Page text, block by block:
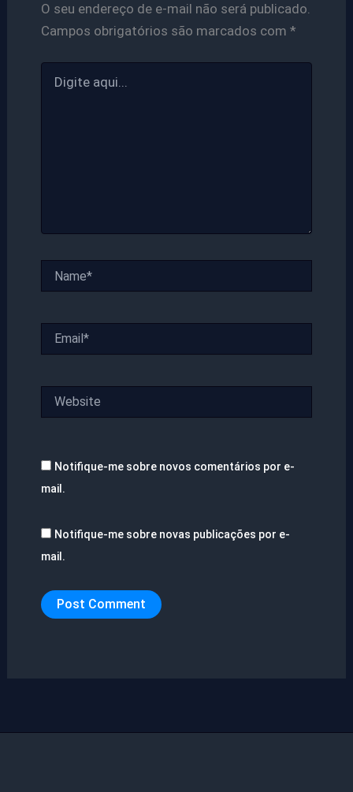
O seu endereço de e-mail não será publicado.
Campos obrigatórios são marcados com *
aqui...
Notifique-me sobre novos comentários por e-
mail.
Notifique-me sobre novas publicações por e-
mail.